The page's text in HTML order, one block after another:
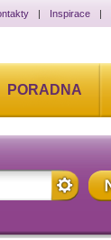
| Inspirace |
PORADNA